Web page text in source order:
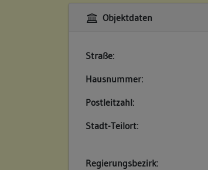
Objektdaten
Straße:
Hausnummer:
Postleitzahl:
Stadt-Teilort:
Regierungsbezirk: